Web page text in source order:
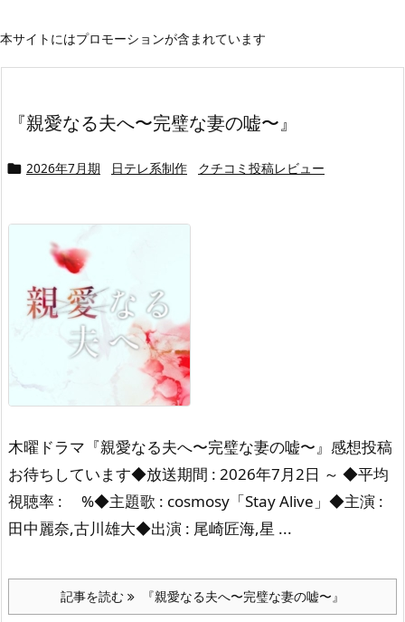
本サイトにはプロモーションが含まれています
『親愛なる夫へ〜完璧な妻の嘘〜』
 2026年7月期 日テレ系制作 クチコミ投稿レビュー
木曜ドラマ『親愛なる夫へ〜完璧な妻の嘘〜』感想投稿
お待ちしています◆放送期間 : 2026年7月2日 ～ ◆平均
視聴率 : %◆主題歌 : cosmosy「Stay Alive」◆主演 :
田中麗奈,古川雄大◆出演 : 尾崎匠海,星 ...
記事を読む 『親愛なる夫へ〜完璧な妻の嘘〜』